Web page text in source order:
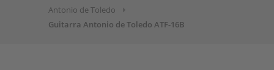
Antonio de Toledo
Guitarra Antonio de Toledo ATF-16B